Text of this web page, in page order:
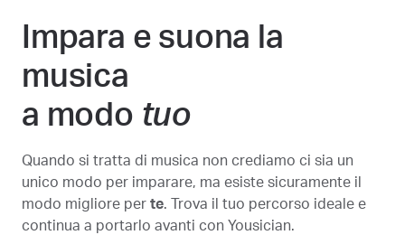
Impara e suona la
musica
a modo tuo
Quando si tratta di musica non crediamo ci sia un
unico modo per imparare, ma esiste sicuramente il
modo migliore per te. Trova il tuo percorso ideale e
continua a portarlo avanti con Yousician.